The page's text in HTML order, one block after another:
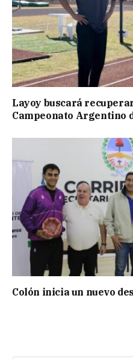
Layoy buscará
Campeonato Argentino
Colón inicia un nuevo